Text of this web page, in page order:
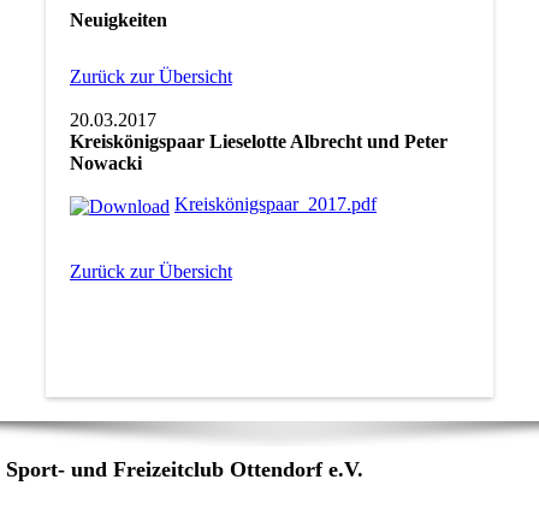
Neuigkeiten
Zurück zur Übersicht
20.03.2017
Kreiskönigspaar Lieselotte Albrecht und Peter
Nowacki
Kreiskönigspaar_2017.pdf
Zurück zur Übersicht
Sport- und Freizeitclub Ottendorf e.V.